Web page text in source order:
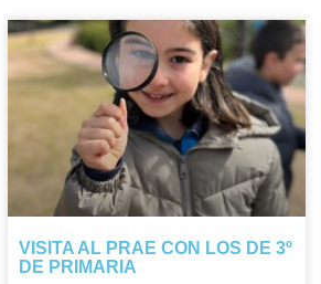
VISITA AL PRAE CON LOS DE 3º
DE PRIMARIA